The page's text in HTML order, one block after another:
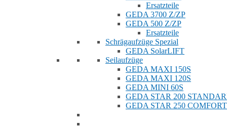
Ersatzteile
GEDA 3700 Z/ZP
GEDA 500 Z/ZP
Ersatzteile
Schrägaufzüge Spezial
GEDA SolarLIFT
Seilaufzüge
GEDA MAXI 150S
GEDA MAXI 120S
GEDA MINI 60S
GEDA STAR 200
GEDA STAR 250 COMFORT